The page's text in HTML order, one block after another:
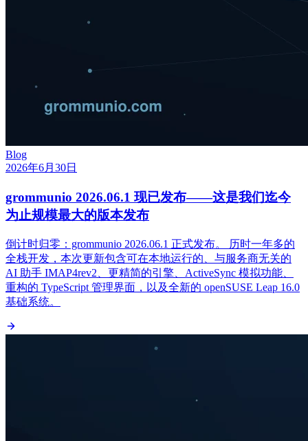
Blog
2026年6月30日
grommunio 2026.06.1 现已发布——这是我们迄今
为止规模最大的版本发布
倒计时归零：grommunio 2026.06.1 正式发布。 历时一年多的
全栈开发，本次更新包含可在本地运行的、与服务商无关的
AI 助手 IMAP4rev2、更精简的引擎、ActiveSync 模拟功能、
重构的 TypeScript 管理界面，以及全新的 openSUSE Leap 16.0
基础系统。